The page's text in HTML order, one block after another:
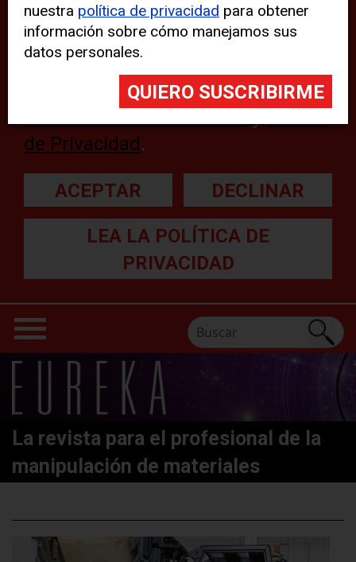
web, aunque pueden aparecer
problemas técnicos con el sitio
web. Para obtener más
información, lea nuestra
de Privacidad .
ACEPTAR DECLINAR
LEA LA POLÍTICA DE
PRIVACIDAD
La revista para el profesional de la
manipulación de materiales
nuestra política de privacidad para obtener
información sobre cómo manejamos sus
datos personales.